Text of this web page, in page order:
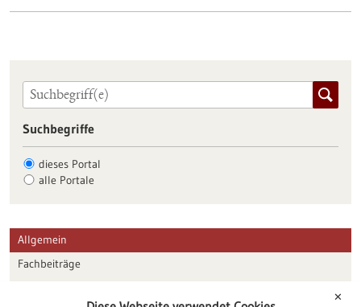
Suchbegriffe
dieses Portal
alle Portale
Allgemein
Fachbeiträge
✕